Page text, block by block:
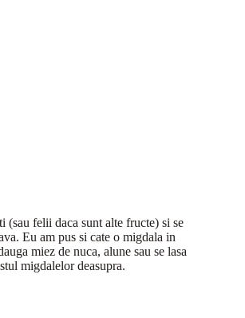
(sau felii daca sunt alte fructe) si se
Eu am pus si cate o migdala in
miez de nuca, alune sau se lasa
migdalelor deasupra.